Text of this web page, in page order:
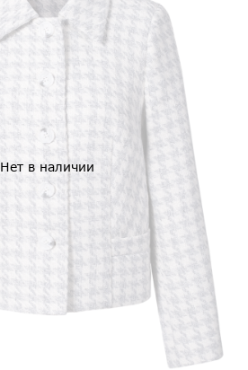
Нет в наличии